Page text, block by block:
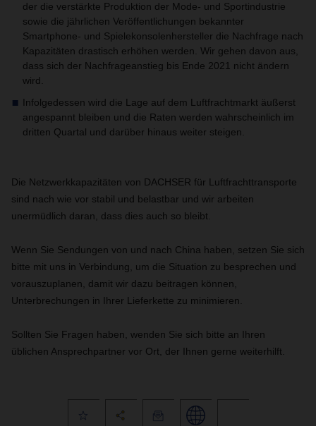
der die verstärkte Produktion der Mode- und Sportindustrie
sowie die jährlichen Veröffentlichungen bekannter
Smartphone- und Spielekonsolenhersteller die Nachfrage nach
Kapazitäten drastisch erhöhen werden. Wir gehen davon aus,
dass sich der Nachfrageanstieg bis Ende 2021 nicht ändern
wird.
Infolgedessen wird die Lage auf dem Luftfrachtmarkt äußerst
angespannt bleiben und die Raten werden wahrscheinlich im
dritten Quartal und darüber hinaus weiter steigen.
Die Netzwerkkapazitäten von DACHSER für Luftfrachttransporte
sind nach wie vor stabil und belastbar und wir arbeiten
unermüdlich daran, dass dies auch so bleibt.
Wenn Sie Sendungen von und nach China haben, setzen Sie sich
bitte mit uns in Verbindung, um die Situation zu besprechen und
vorauszuplanen, damit wir dazu beitragen können,
Unterbrechungen in Ihrer Lieferkette zu minimieren.
Sollten Sie Fragen haben, wenden Sie sich bitte an Ihren
üblichen Ansprechpartner vor Ort, der Ihnen gerne weiterhilft.